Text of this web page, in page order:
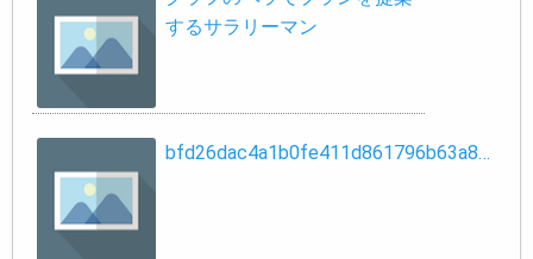
するサラリーマン
bfd26dac4a1b0fe411d861796b63a8…